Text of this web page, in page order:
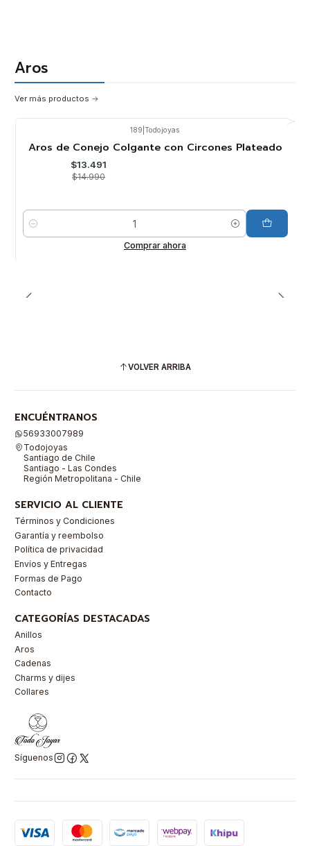
Aros
Ver más productos
189 Todojoyas
Aros de Conejo Colgante con Circones Plateado
$13.491
$14.990
Cantidad
Comprar ahora
VOLVER ARRIBA
ENCUÉNTRANOS
56933007989
Todojoyas
Santiago de Chile
Santiago - Las Condes
Región Metropolitana - Chile
SERVICIO AL CLIENTE
Términos y Condiciones
Garantía y reembolso
Política de privacidad
Envíos y Entregas
Formas de Pago
Contacto
CATEGORÍAS DESTACADAS
Anillos
Aros
Cadenas
Charms y dijes
Collares
Síguenos